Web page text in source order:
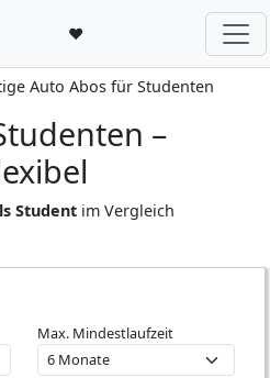
♥
Auto Abos für Studenten
–
Student im Vergleich
Max. Mindestlaufzeit